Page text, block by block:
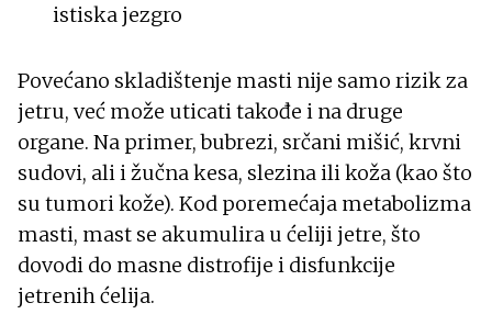
istiska jezgro
Povećano skladištenje masti nije samo rizik za
jetru, već može uticati takođe i na druge
organe. Na primer, bubrezi, srčani mišić, krvni
sudovi, ali i žučna kesa, slezina ili koža (kao što
su tumori kože). Kod poremećaja metabolizma
masti, mast se akumulira u ćeliji jetre, što
dovodi do masne distrofije i disfunkcije
jetrenih ćelija.